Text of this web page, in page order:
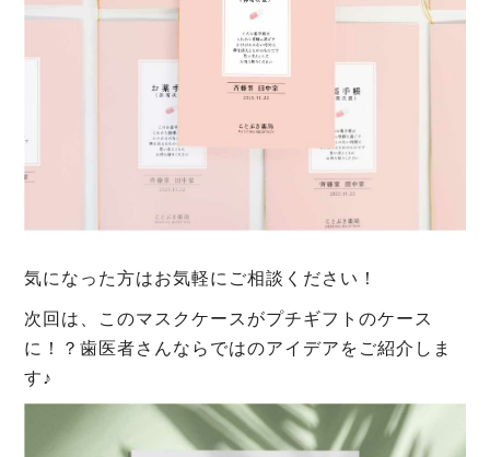
気になった方はお気軽にご相談ください！
次回は、このマスクケースがプチギフトのケース
に！？歯医者さんならではのアイデアをご紹介しま
す♪